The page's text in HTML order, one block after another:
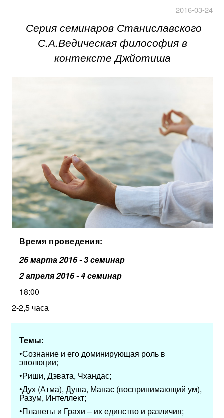
2016-03-24
Серия семинаров Станиславского
С.А.Ведическая философия в
контексте Джйотиша
Время проведения:
26 марта 2016- 3 семинар
2 апреля 2016- 4 семинар
18:00
2-2,5 часа
Темы:
•Сознание и его доминирующая роль в
эволюции;
•Риши, Дэвата, Чхандас;
•Дух (Атма), Душа, Манас (воспринимающий ум),
Разум, Интеллект;
•Планеты и Грахи – их единство и различия;